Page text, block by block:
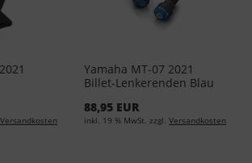
Versandkosten
Yamaha MT-07 2021
Billet-Lenkerenden Blau
88,95 EUR
inkl. 19 % MwSt. zzgl. Versandkosten